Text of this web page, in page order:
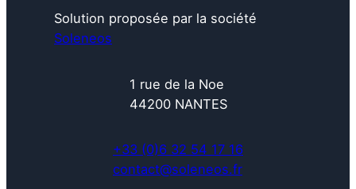
Solution proposée par la société
Soleneos
1 rue de la Noe
44200 NANTES
+33 (0)6 32 54 17 16
contact@soleneos.fr